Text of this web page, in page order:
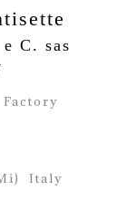
C. sas
Italy